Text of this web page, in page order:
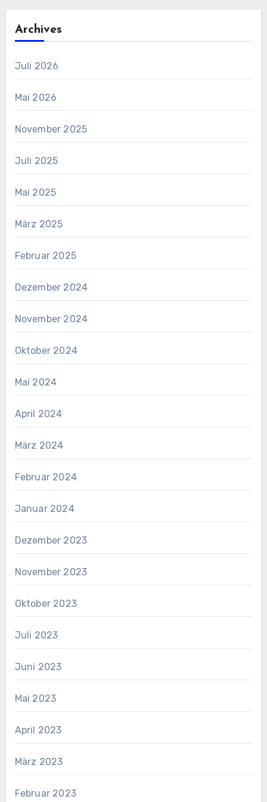
Archives
Juli 2026
Mai 2026
November 2025
Juli 2025
Mai 2025
März 2025
Februar 2025
Dezember 2024
November 2024
Oktober 2024
Mai 2024
April 2024
März 2024
Februar 2024
Januar 2024
Dezember 2023
November 2023
Oktober 2023
Juli 2023
Juni 2023
Mai 2023
April 2023
März 2023
Februar 2023